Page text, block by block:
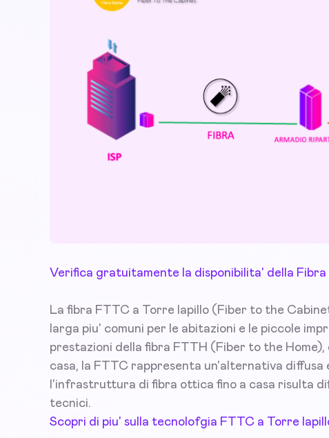
Verifica gratuitamente la disponibilita' della
La fibra FTTC a Torre lapillo (Fiber to the
larga piu' comuni per le abitazioni e le piccole
prestazioni della fibra FTTH (Fiber to the
casa, la FTTC rappresenta un'alternativa
l'infrastruttura di fibra ottica fino a casa risulta
tecnici.
Scopri di piu' sulla tecnolofgia FTTC a Torre